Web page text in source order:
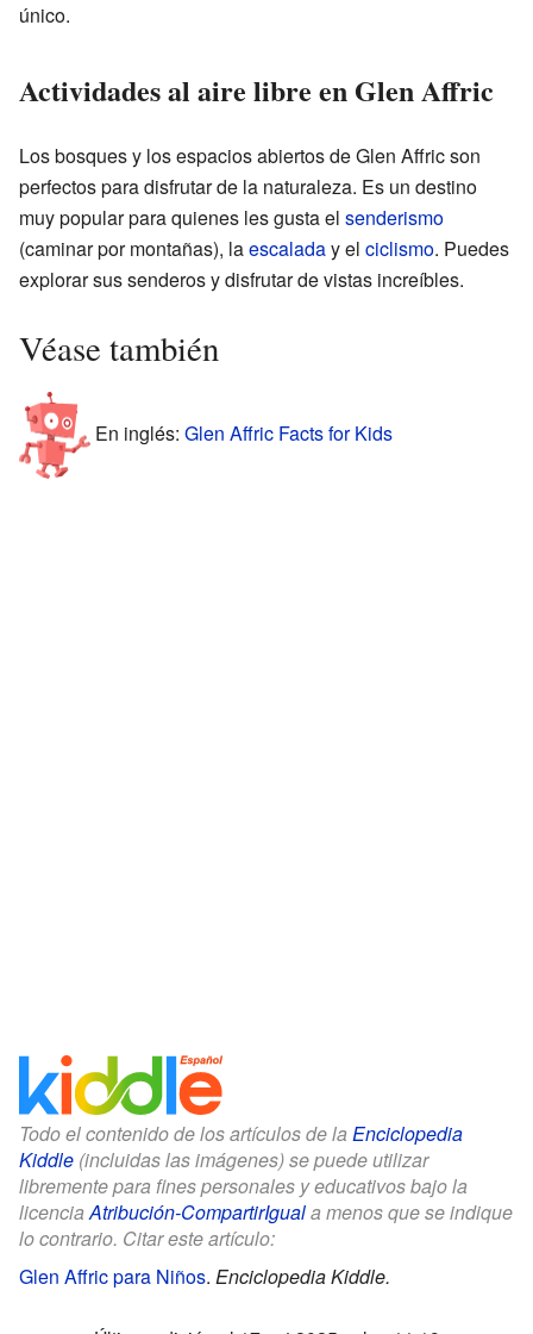
único.
Actividades al aire libre en Glen Affric
Los bosques y los espacios abiertos de Glen Affric son
perfectos para disfrutar de la naturaleza. Es un destino
muy popular para quienes les gusta el senderismo
(caminar por montañas), laescaladay el ciclismo. Puedes
explorar sus senderos y disfrutar de vistas increíbles.
Véase también
En inglés: Glen Affric Facts for Kids
Todo el contenido de los artículos de la Enciclopedia
Kiddle (incluidas las imágenes) se puede utilizar
libremente para fines personales y educativos bajo la
licenciaAtribución-CompartirIguala menos que se indique
lo contrario. Citar este artículo:
Glen Affric para Niños. Enciclopedia Kiddle.